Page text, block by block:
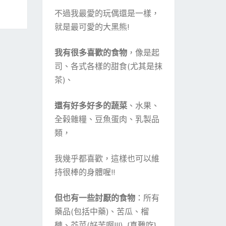
不過我最愛的玩偶還是一樣，
就是最可愛的大黑熊!
我有很多喜歡的食物，像是起
司、各式各樣的甜食(尤其是抹
茶)、
還有好多好多的蔬菜、水果、
全榖雜糧、豆魚蛋肉、乳製品
類，
我幾乎都喜歡，這樣也可以維
持很棒的身體喔!!
但也有一些討厭的食物：所有
藥品(包括中藥)、苦瓜、榴